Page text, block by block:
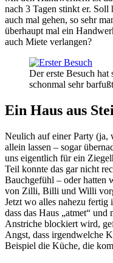
nach 3 Tagen stinkt er. Soll
auch mal gehen, so sehr
überhaupt mal ein
auch Miete verlangen?
Der erste Besuch
schonmal sehr
Ein Haus aus
Neulich auf einer Party (ja,
allein lassen – sogar
uns eigentlich für ein
Teil konnte das gar nicht
Bauchgefühl – oder hatten
von Zilli, Billi und Willi
Jetzt wo alles nahezu fertig
dass das Haus „atmet“
Anstriche blockiert wird,
Angst, dass irgendwelche
Beispiel die Küche, die